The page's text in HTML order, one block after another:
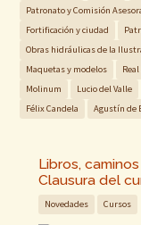
Patronato y Comisión
Fortificación y ciudad
Obras hidráulicas de la
Maquetas y modelos
Molinum
Lucio del Valle
Félix Candela
Agustín de
Libros,
Clausura del
Novedades Cursos